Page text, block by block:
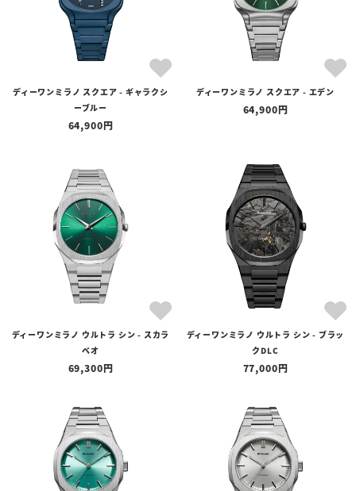
ディーワンミラノ スクエア - ギャラクシ
ーブルー
64,900
ディーワンミラノ スクエア - エデン
64,900
ディーワンミラノ ウルトラ シン - スカラ
ベオ
69,300
ディーワンミラノ ウルトラ シン - ブラッ
クDLC
77,000